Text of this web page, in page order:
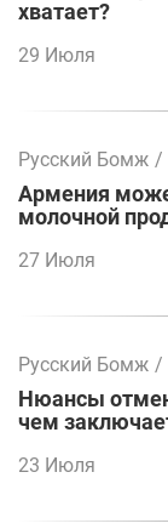
хватает?
29 Июля
Русский Бомж /
Армения
молочной
27 Июля
Русский Бомж /
Нюансы
чем
23 Июля